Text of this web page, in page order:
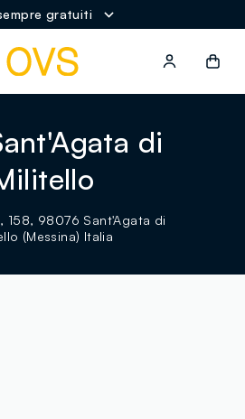
gratuiti
di
158, 98076 Sant'Agata di
(Messina) Italia